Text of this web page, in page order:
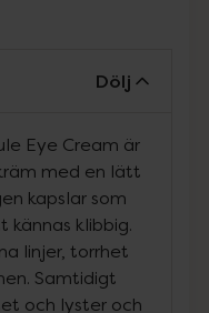
Dölj
Eye Cream är
med en lätt
kapslar som
kännas klibbig.
linjer, torrhet
Samtidigt
och lyster och